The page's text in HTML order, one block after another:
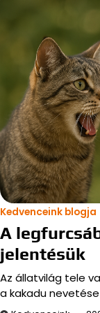
Kedvenceink blogja
A
jelentésük
Az állatvilág tele
a kakadu